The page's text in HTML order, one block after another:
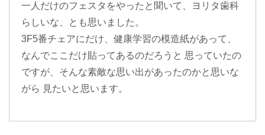
一人だけのフェスタをやったと聞いて、ヨリタ歯科
らしいな、とも思いました。
3F5番チェアにだけ、健康学習の模造紙があって、
なんでここだけ貼ってあるのだろうと 思っていたの
ですが、そんな素敵な思い出があったのかと思いな
がら 見たいと思います。